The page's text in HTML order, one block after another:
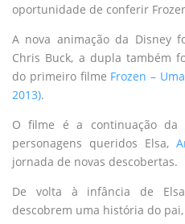
oportunidade de conferir
A nova animação da Disney
Chris Buck, a dupla também
do primeiro filme Frozen –
2013).
O filme é a continuação da
personagens queridos Elsa,
jornada de novas descobertas.
De volta à infância de
descobrem uma história do